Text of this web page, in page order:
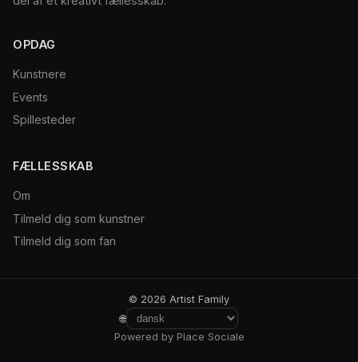
OPDAG
Kunstnere
Events
Spillesteder
FÆLLESSKAB
Om
Tilmeld dig som kunstner
Tilmeld dig som fan
© 2026 Artist Family
🌐
Powered by Place Sociale